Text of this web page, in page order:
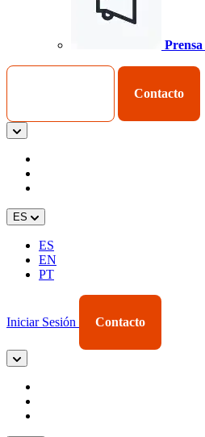
Prensa
Contacto
ES
ES
EN
PT
Iniciar Sesión Contacto